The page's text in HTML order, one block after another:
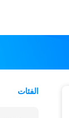
الفئات